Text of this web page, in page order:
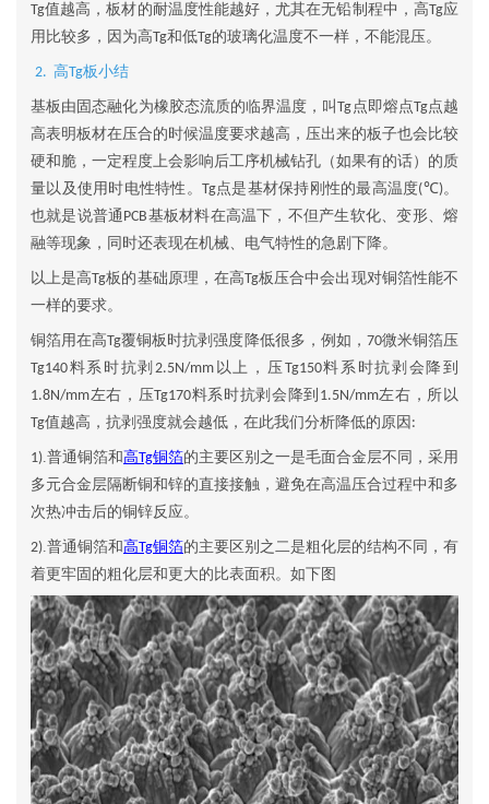
Tg值越高，板材的耐温度性能越好，尤其在无铅制程中，高Tg应
用比较多，因为高Tg和低Tg的玻璃化温度不一样，不能混压。
2. 高Tg板小结
基板由固态融化为橡胶态流质的临界温度，叫Tg 点即熔点Tg点越
高表明板材在压合的时候温度要求越高，压出来的板子也会比较
硬和脆，一定程度上会影响后工序机械钻孔（如果有的话）的质
量以及使用时电性特性。 Tg点是基材保持刚性的最高温度(℃)。
也就是说普通 PCB基板材料在高温下，不但产生软化、变形、熔
融等现象，同时还表现在机械、电气特性的急剧下降。
以上是高Tg板的基础原理，在高Tg板压合中会出现对铜箔性能不
一样的要求。
铜箔用在高Tg覆铜板时抗剥强度降低很多，例如， 70微米铜箔压
Tg140料系时抗剥2.5N/mm 以上，压 Tg150料系时抗剥会降到
1.8N/mm左右，压Tg170料系时抗剥会降到 1.5N/mm左右，所以
Tg值越高，抗剥强度就会越低，在此我们分析降低的原因 :
1).普通铜箔和高Tg铜箔的主要区别之一是毛面合金层不同，采用
多元合金层隔断铜和锌的直接接触，避免在高温压合过程中和多
次热冲击后的铜锌反应。
2).普通铜箔和高Tg铜箔的主要区别之二是粗化层的结构不同，有
着更牢固的粗化层和更大的比表面积。如下图